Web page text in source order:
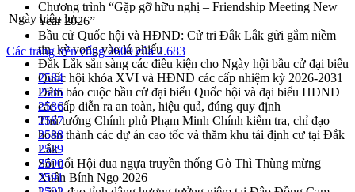
Chương trình “Gặp gỡ hữu nghị – Friendship Meeting New
Year 2026”
Bầu cử Quốc hội và HĐND: Cử tri Đắk Lắk gửi gắm niềm
tin, kỳ vọng vào lá phiếu
Đắk Lắk sẵn sàng các điều kiện cho Ngày hội bầu cử đại biểu
Quốc hội khóa XVI và HĐND các cấp nhiệm kỳ 2026-2031
Đảm bảo cuộc bầu cử đại biểu Quốc hội và đại biểu HĐND
các cấp diễn ra an toàn, hiệu quả, đúng quy định
Thủ tướng Chính phủ Phạm Minh Chính kiểm tra, chỉ đạo
hoàn thành các dự án cao tốc và thăm khu tái định cư tại Đắk
Lắk
Sôi nổi Hội đua ngựa truyền thống Gò Thì Thùng mừng
Xuân Bính Ngọ 2026
Ngày hiệu lực:
Các trang trên cổng 2609 của 2.683
2584
2585
2586
2587
2588
2589
2590
2591